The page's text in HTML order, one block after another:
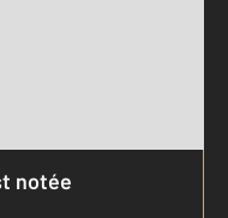
notée